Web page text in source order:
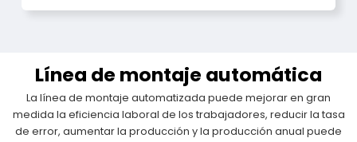
Línea de montaje automática
La línea de montaje automatizada puede mejorar en gran
medida la eficiencia laboral de los trabajadores, reducir la tasa
de error, aumentar la producción y la producción anual puede